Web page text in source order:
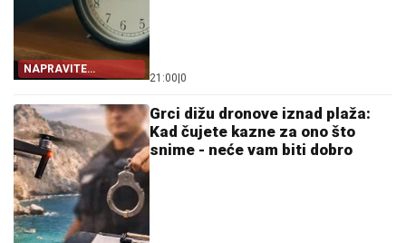
NAPRAVITE
PROMENU
21:00 0
Grci dižu dronove iznad plaža:
Kad čujete kazne za ono što
snime - neće vam biti dobro